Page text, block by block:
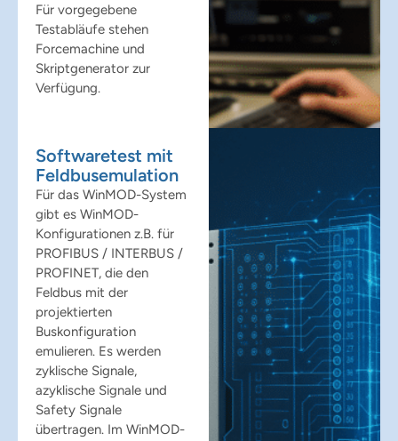
Für vorgegebene
Testabläufe stehen
Forcemachine und
Skriptgenerator zur
Verfügung.
Softwaretest mit
Feldbusemulation
Für das WinMOD-System
gibt es WinMOD-
Konfigurationen z.B. für
PROFIBUS / INTERBUS /
PROFINET, die den
Feldbus mit der
projektierten
Buskonfiguration
emulieren. Es werden
zyklische Signale,
azyklische Signale und
Safety Signale
übertragen. Im WinMOD-